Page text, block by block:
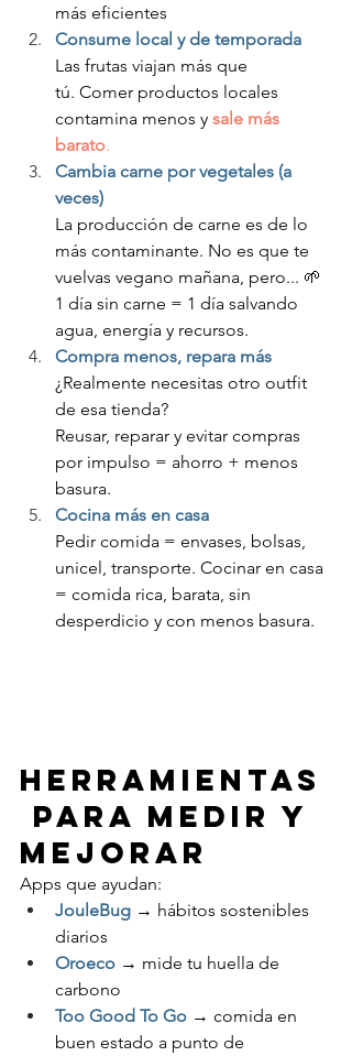
más eficientes
Consume local y de temporada
Las frutas viajan más que
tú. Comer productos locales
contamina menos y sale más
barato.
Cambia carne por vegetales (a
veces)
La producción de carne es de lo
más contaminante. No es que te
vuelvas vegano mañana, pero... 🌱
1 día sin carne = 1 día salvando
agua, energía y recursos.
Compra menos, repara más
¿Realmente necesitas otro outfit
de esa tienda?
Reusar, reparar y evitar compras
por impulso = ahorro + menos
basura.
Cocina más en casa
Pedir comida = envases, bolsas,
unicel, transporte. Cocinar en casa
= comida rica, barata, sin
desperdicio y con menos basura.
Herramientas
para medir y
mejorar
Apps que ayudan:
JouleBug → hábitos sostenibles
diarios
Oroeco → mide tu huella de
carbono
Too Good To Go → comida en
buen estado a punto de